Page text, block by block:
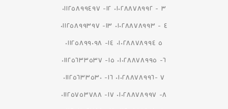
٣ - ٠١٠٢٨٨٧٨٩٩٢ ١٢- ٠١١٢٥٨٩٩٤٩٧
٤ - ٠١٠٢٨٨٧٨٩٩٣ ١٣- ٠١١٢٥٨٩٩٣٩٧
٥ ٠١٠٢٨٨٧٨٩٩٤ ١٤- ٠١١٢٥٨٩٩٠٩٨
٦- ٠١٠٢٨٨٧٨٩٩٥ ١٥- ٠١١٢٥٦٣٣٥٣٧
٧ -٠١٠٢٨٨٧٨٩٩٦ ١٦- ٠١١٢٥٦٣٣٥٣٠
٨- ٠١٠٢٨٨٧٨٩٩٧ ١٧- ٠١١٢٥٧٥٣٧٨٨